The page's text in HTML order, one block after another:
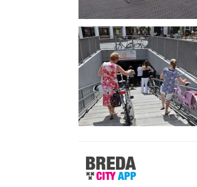
Stappen
&
Shoppen